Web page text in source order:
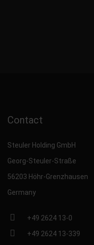
Contact
Steuler Holding GmbH
Georg-Steuler-Straße
56203 Höhr-Grenzhausen
Germany
+49 2624 13-0
+49 2624 13-339